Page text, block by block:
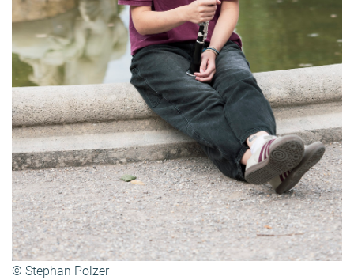
© Stephan Polzer